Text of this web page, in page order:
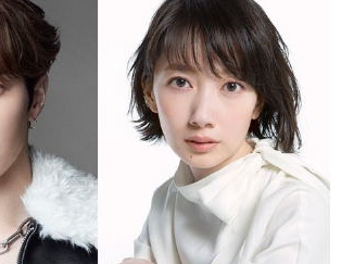
ショップ
登録・ログイン/マイルーム